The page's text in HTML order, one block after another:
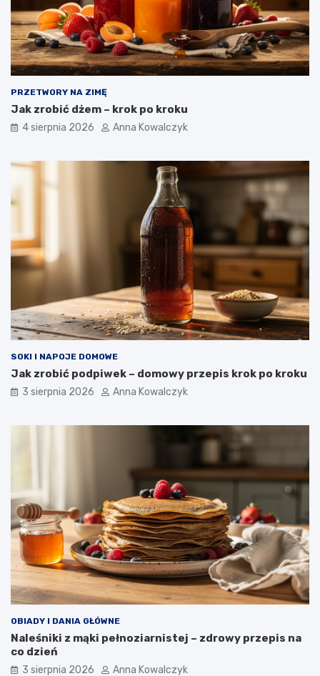
PRZETWORY NA ZIMĘ
Jak zrobić dżem – krok po kroku
4 sierpnia 2026 Anna Kowalczyk
SOKI I NAPOJE DOMOWE
Jak zrobić podpiwek – domowy przepis krok po kroku
3 sierpnia 2026 Anna Kowalczyk
OBIADY I DANIA GŁÓWNE
Naleśniki z mąki pełnoziarnistej – zdrowy przepis na
co dzień
3 sierpnia 2026 Anna Kowalczyk